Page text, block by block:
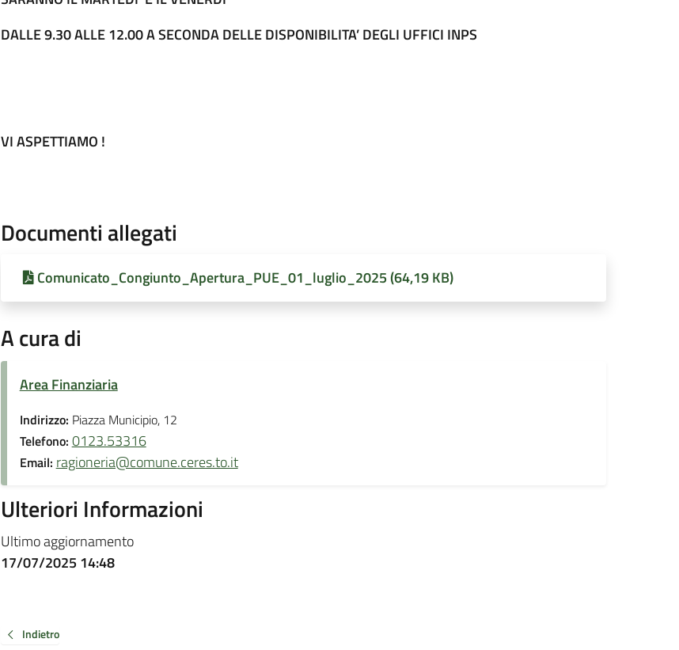
DALLE 9.30 ALLE 12.00 A SECONDA DELLE DISPONIBILITA’ DEGLI UFFICI INPS
VI ASPETTIAMO !
Documenti allegati
Comunicato_Congiunto_Apertura_PUE_01_luglio_2025 (64,19 KB)
A cura di
Area Finanziaria
Indirizzo: Piazza Municipio, 12
Telefono: 0123.53316
Email: ragioneria@comune.ceres.to.it
Ulteriori Informazioni
Ultimo aggiornamento
17/07/2025 14:48
Indietro